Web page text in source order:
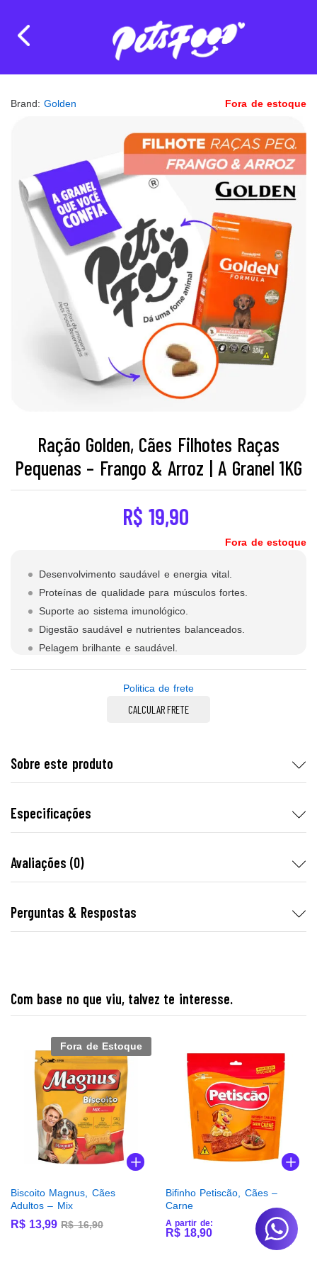
Brand:Golden Fora de estoque
Ração Golden, Cães Filhotes Raças
Pequenas – Frango & Arroz | A Granel 1KG
R$ 19,90
Fora de estoque
Desenvolvimento saudável e energia vital.
Proteínas de qualidade para músculos fortes.
Suporte ao sistema imunológico.
Digestão saudável e nutrientes balanceados.
Pelagem brilhante e saudável.
Politica de frete
CALCULAR FRETE
Sobre este produto
Especificações
Avaliações (0)
Perguntas & Respostas
Com base no que viu, talvez te interesse.
Fora de Estoque
Biscoito Magnus, Cães
Adultos – Mix
R$ 13,99 R$16,90
Bifinho Petiscão, Cães –
Carne
A partir de:
R$ 18,90